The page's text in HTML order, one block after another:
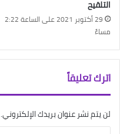
التلقيح
29 أكتوبر 2021 على الساعة 2:22
مساءً
اترك تعليقاً
لن يتم نشر عنوان بريدك الإلكتروني.